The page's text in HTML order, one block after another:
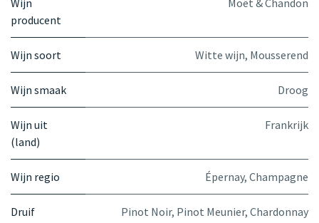
producent
Wijn soort Witte wijn, Mousserend
Wijn smaak Droog
Wijn uit
(land)
Frankrijk
Wijn regio Épernay, Champagne
Druif Pinot Noir, Pinot Meunier, Chardonnay